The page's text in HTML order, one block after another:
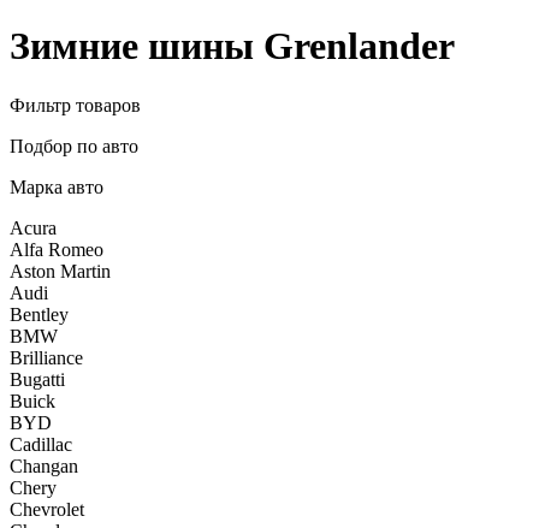
Зимние шины Grenlander
Фильтр товаров
Подбор по авто
Марка авто
Acura
Alfa Romeo
Aston Martin
Audi
Bentley
BMW
Brilliance
Bugatti
Buick
BYD
Cadillac
Changan
Chery
Chevrolet